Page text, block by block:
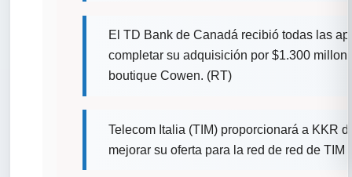
El TD Bank de Canadá recibió todas las
completar su adquisición por $1.300
boutique Cowen. (RT)
Telecom Italia (TIM) proporcionará a KKR
mejorar su oferta para la red de red de TIM